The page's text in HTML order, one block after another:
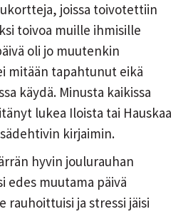
joissa toivotettiin
toivoa muille ihmisille
oli jo muutenkin
mitään tapahtunut eikä
käydä. Minusta kaikissa
lukea Iloista tai Hauskaa
kirjaimin.
hyvin joulurauhan
edes muutama päivä
rauhoittuisi ja stressi jäisi